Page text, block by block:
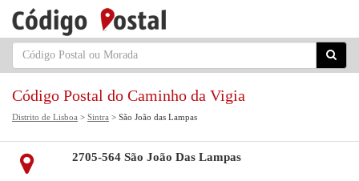
Código Postal do Caminho da Vigia
Distrito de Lisboa > Sintra > São João das Lampas
2705-564 São João Das Lampas